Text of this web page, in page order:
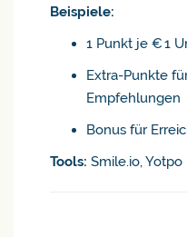
Beispiele:
1 Punkt je € 1
Extra-Punkte
Empfehlungen
Bonus für
Tools: Smile.io,